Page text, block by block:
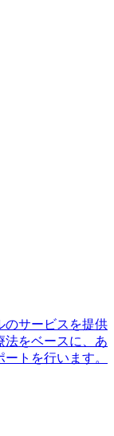
のサービスを提供
法をベースに、あ
トを行います。